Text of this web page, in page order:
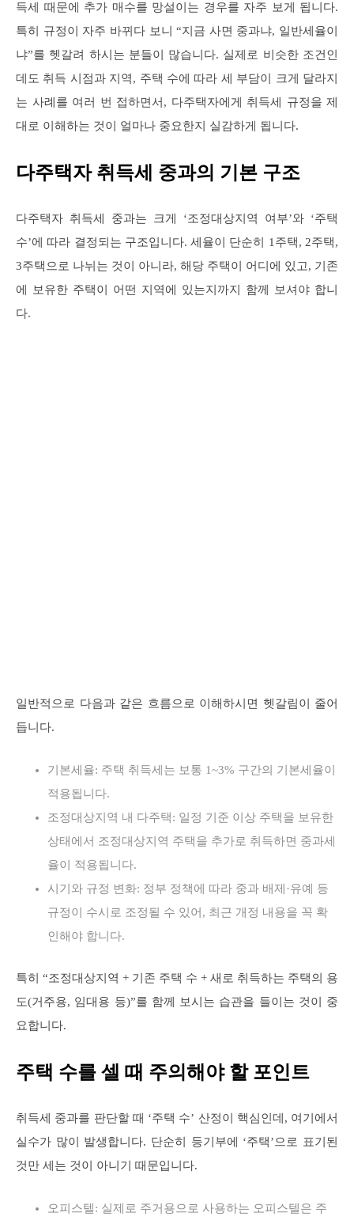
득세 때문에 추가 매수를 망설이는 경우를 자주 보게 됩니다.
특히 규정이 자주 바뀌다 보니 “지금 사면 중과냐, 일반세율이
냐”를 헷갈려 하시는 분들이 많습니다. 실제로 비슷한 조건인
데도 취득 시점과 지역, 주택 수에 따라 세 부담이 크게 달라지
는 사례를 여러 번 접하면서, 다주택자에게 취득세 규정을 제
대로 이해하는 것이 얼마나 중요한지 실감하게 됩니다.
다주택자 취득세 중과의 기본 구조
다주택자 취득세 중과는 크게 ‘조정대상지역 여부’와 ‘주택
수’에 따라 결정되는 구조입니다. 세율이 단순히 1주택, 2주택,
3주택으로 나뉘는 것이 아니라, 해당 주택이 어디에 있고, 기존
에 보유한 주택이 어떤 지역에 있는지까지 함께 보셔야 합니
다.
일반적으로 다음과 같은 흐름으로 이해하시면 헷갈림이 줄어
듭니다.
기본세율: 주택 취득세는 보통 1~3% 구간의 기본세율이
적용됩니다.
조정대상지역 내 다주택: 일정 기준 이상 주택을 보유한
상태에서 조정대상지역 주택을 추가로 취득하면 중과세
율이 적용됩니다.
시기와 규정 변화: 정부 정책에 따라 중과 배제·유예 등
규정이 수시로 조정될 수 있어, 최근 개정 내용을 꼭 확
인해야 합니다.
특히 “조정대상지역 + 기존 주택 수 + 새로 취득하는 주택의 용
도(거주용, 임대용 등)”를 함께 보시는 습관을 들이는 것이 중
요합니다.
주택 수를 셀 때 주의해야 할 포인트
취득세 중과를 판단할 때 ‘주택 수’ 산정이 핵심인데, 여기에서
실수가 많이 발생합니다. 단순히 등기부에 ‘주택’으로 표기된
것만 세는 것이 아니기 때문입니다.
오피스텔: 실제로 주거용으로 사용하는 오피스텔은 주